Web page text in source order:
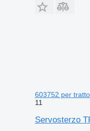
603752 per
11
Servosterzo